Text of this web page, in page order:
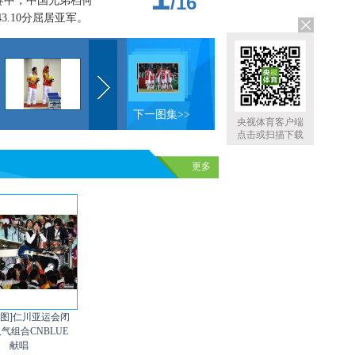
央视体育客户端
点击或扫描下载
分屈居亚军。
下一图集>>
更多
]仁川亚运会闭
组合CNBLUE
献唱